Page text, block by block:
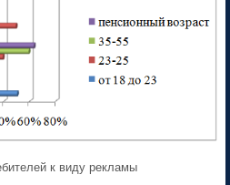
к виду рекламы